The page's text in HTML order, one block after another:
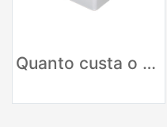
Quanto custa o tratamento IPL?